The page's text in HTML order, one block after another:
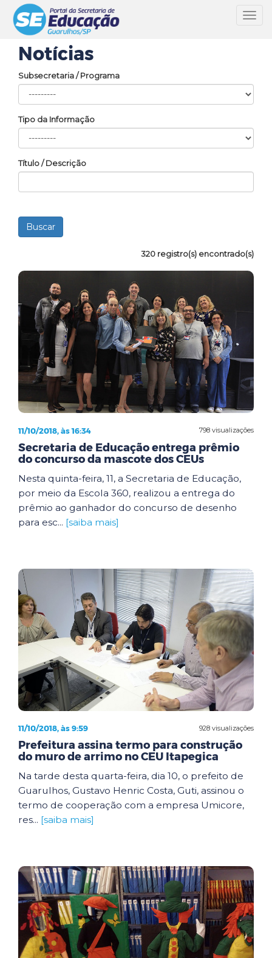
Notícias
Subsecretaria / Programa
Tipo da Informação
Título / Descrição
320 registro(s) encontrado(s)
798 visualizações
11/10/2018, às 16:34
Secretaria de Educação entrega prêmio
do concurso da mascote dos CEUs
Nesta quinta-feira, 11, a Secretaria de Educação,
por meio da Escola 360, realizou a entrega do
prêmio ao ganhador do concurso de desenho
para esc... [saiba mais]
928 visualizações
11/10/2018, às 9:59
Prefeitura assina termo para construção
do muro de arrimo no CEU Itapegica
Na tarde desta quarta-feira, dia 10, o prefeito de
Guarulhos, Gustavo Henric Costa, Guti, assinou o
termo de cooperação com a empresa Umicore,
res... [saiba mais]